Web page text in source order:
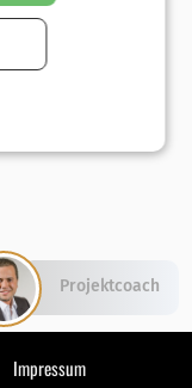
Impressum
Projektcoach